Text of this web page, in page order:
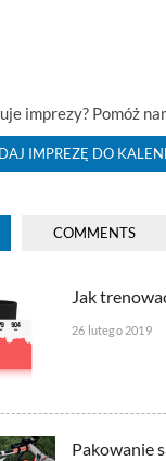
imprezy? Pomóż
IMPREZĘ DO
COMMENTS
Jak
26 lutego 2019
Pakowanie